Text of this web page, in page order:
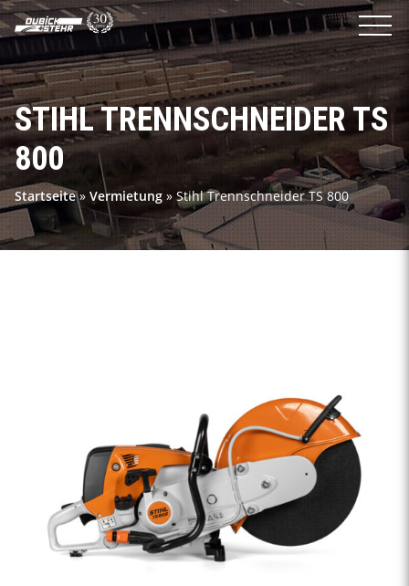
STIHL TRENNSCHNEIDER TS
800
Startseite» Vermietung » Stihl Trennschneider TS 800